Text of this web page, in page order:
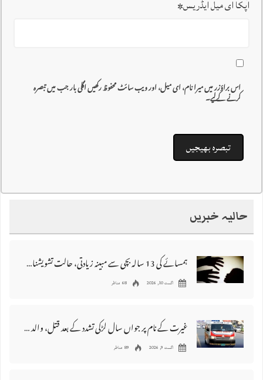
آپکا ای میل ایڈریس*
اس براؤزر میں میرا نام، ای میل، اور ویب سائٹ محفوظ رکھیں اگلی بار جب میں تبصرہ
کرنے کےلیے۔
حالیہ خبریں
ہمسائے کی 13 سالہ بچی سے مبینہ زیادتی، حالت تشویشناک ہونے پر ملزم فرار
اگست 10, 2026 68 مناظر
غیرت کے نام پر جواں سال لڑکی تشدد کے بعد قتل، والد اور دو بھائی گرفتار
اگست 9, 2026 89 مناظر